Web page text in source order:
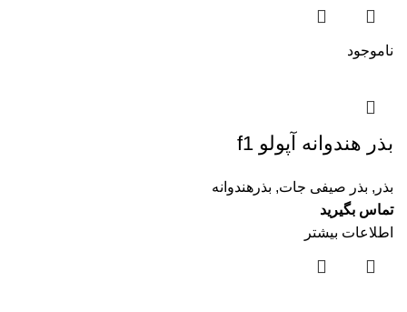
ناموجود
بذر هندوانه آپولو f1
بذر , بذر صیفی جات, بذرهندوانه
تماس بگیرید
اطلاعات بیشتر